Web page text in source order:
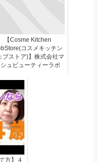
【Cosme Kitchen
コスメキッチン
ブストア)】株式会社マ
シュビューティーラボ
方】４